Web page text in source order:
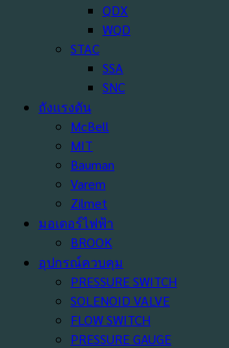
QDX
WQD
STAC
SSA
SNC
ถังแรงดัน
McBell
MIT
Bauman
Varem
Zilmet
มอเตอร์ไฟฟ้า
BROOK
อุปกรณ์ควบคุม
PRESSURE SWITCH
SOLENOID VALVE
FLOW SWITCH
PRESSURE GAUGE